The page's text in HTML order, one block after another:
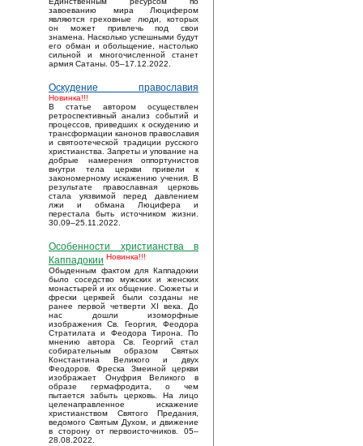
завоеванию мира Люцифером
являются греховные люди, которых
он может привлечь под свои
знамена. Насколько успешными будут
его обман и обольщение, настолько
сильной и многочисленной станет
армия Сатаны. 05–17.12.2022.
Оскудение православия
Новинка!!!
В статье автором осуществлен
ретроспективный анализ событий и
процессов, приведших к оскудению и
трансформации канонов православия
и святоотеческой традиции русского
христианства. Запреты и упование на
добрые намерения оппортунистов
внутри тела церкви привели к
закономерному искажению учения. В
результате православная церковь
стала уязвимой перед давлением
лжи и обмана Люцифера и
перестала быть источником жизни.
30.09–25.11.2022.
Особенности христианства в
Каппадокии Новинка!!!
Обыденным фактом для Каппадокии
было соседство мужских и женских
монастырей и их общение. Сюжеты и
фрески церквей были созданы не
ранее первой четверти XI века. До
нас дошли изоморфные
изображения Св. Георгия, Феодора
Стратилата и Феодора Тирона. По
мнению автора Св. Георгий стал
собирательным образом Святых
Константина Великого и двух
Феодоров. Фреска Змеиной церкви
изображает Онуфрия Великого в
образе гермафродита, о чем
пытается забыть церковь. На лицо
целенаправленное искажение
христианством Святого Предания,
ведомого Святым Духом, и движение
в сторону от первоисточников. 05–
28.08.2022.